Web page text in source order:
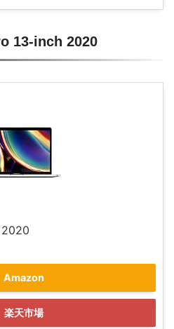
13-inch 2020
Amazon
楽天市場